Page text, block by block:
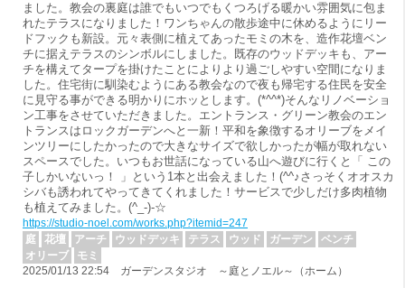
ました。教会の裏庭は誰でもいつでもくつろげる暖かい雰囲気に包ま
れたテラスになりました！ワンちゃんの散歩途中に休めるようにリー
ドフックも新設。元々表側に植えてあったモミの木を、造作花壇ベン
チに据えテラスのシンボルにしました。既存のウッドデッキも、アー
チを構えてタープを掛けたことによりより過ごしやすい空間になりま
した。住宅街に馴染むようにある教会なので夜も帰宅する住民を安全
に見守る事ができる明かりにホッとします。(*^^*)そんなリノベーショ
ン工事をさせていただきました。エントランス・グリーン教会のエン
トランスはロックガーデンへと一新！平和を象徴するオリーブをメイ
ンツリーにしたかったので大きなサイズで欲しかったが幅が取れない
スペースでした。いつもお世話になっている山へ遊びに行くと「 この
子しかいないっ！ 」という1本と出会えました！(^^♪さっそくオオスカ
シバも誘われてやってきてくれました！サービスで少しだけ多肉植物
も植えてみました。(^_-)-☆
https://studio-noel.com/works.php?itemid=247
庭
花壇 アーチ ウッドデッキ テラス ウッド ガーデン
ベンチ
オリーブ
モミ
2025/01/13 22:54 ガーデンスタジオ ～庭とノエル～（ホーム）